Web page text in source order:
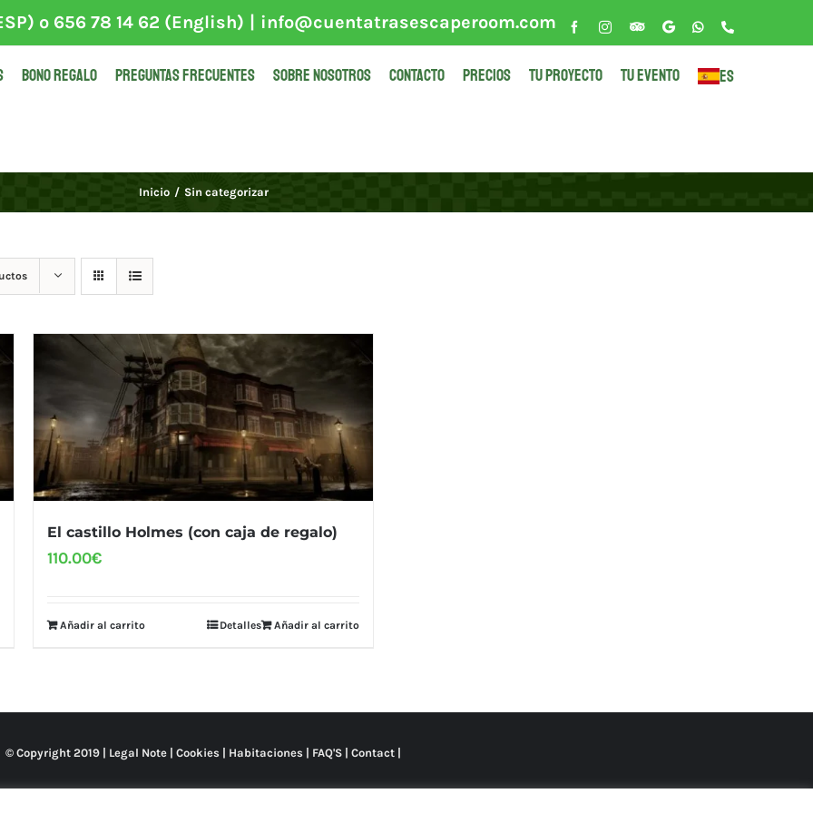
o 656 78 14 62 (English) info@cuentatrasescaperoom.com FacebookInstagramTripadvisor
GoogleWhatsApp
BONO REGALO PREGUNTAS FRECUENTES SOBRE NOSOTROS CONTACTO PRECIOS TU PROYECTO TU EVENTO ES
Inicio Sin categorizar
El castillo Holmes (con caja de regalo)
110.00€
Añadir al carrito Añadir al carrito
Detalles
© Copyright 2019 | Legal Note Cookies Habitaciones FAQ'S Contact